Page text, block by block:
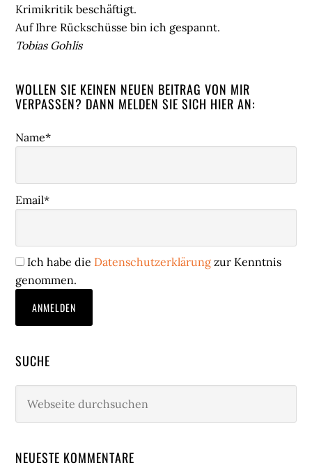
Krimikritik beschäftigt.
Auf Ihre Rückschüsse bin ich gespannt.
Tobias Gohlis
WOLLEN SIE KEINEN NEUEN BEITRAG VON MIR
VERPASSEN? DANN MELDEN SIE SICH HIER AN:
Name*
Email*
Ich habe die Datenschutzerklärung zur Kenntnis
genommen.
SUCHE
durchsuchen
NEUESTE KOMMENTARE